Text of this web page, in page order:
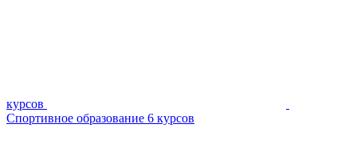
курсов
Спортивное образование 6 курсов